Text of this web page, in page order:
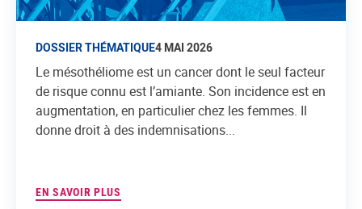
DOSSIER THÉMATIQUE4 MAI 2026
Le mésothéliome est un cancer dont le seul facteur
de risque connu est l’amiante. Son incidence est en
augmentation, en particulier chez les femmes. Il
donne droit à des indemnisations...
EN SAVOIR PLUS